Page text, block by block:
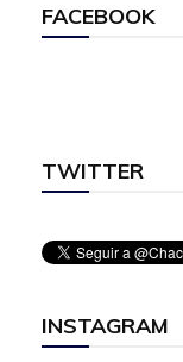
FACEBOOK
TWITTER
INSTAGRAM